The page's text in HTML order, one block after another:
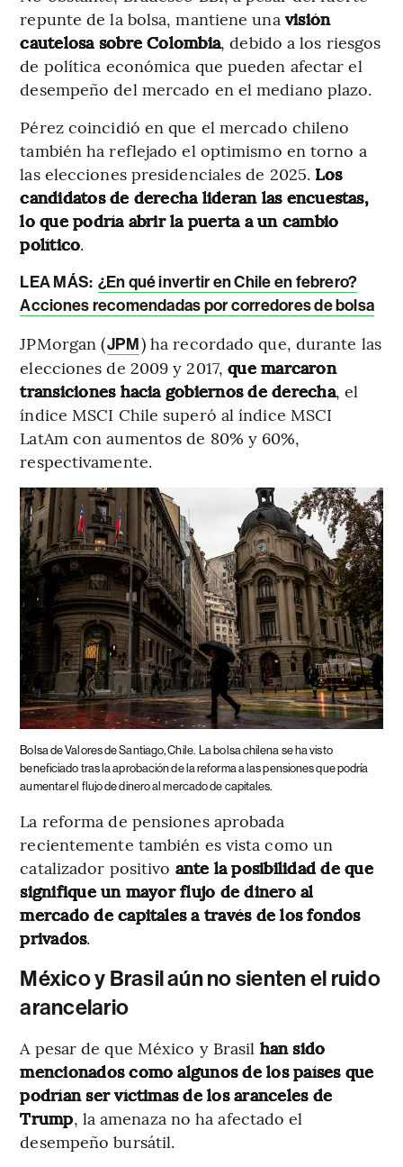
repunte de la bolsa, mantiene una visión
cautelosa sobre Colombia, debido a los riesgos
de política económica que pueden afectar el
desempeño del mercado en el mediano plazo.
Pérez coincidió en que el mercado chileno
también ha reflejado el optimismo en torno a
las elecciones presidenciales de 2025. Los
candidatos de derecha lideran las encuestas,
lo que podría abrir la puerta a un cambio
político.
LEA MÁS: ¿En qué invertir en Chile en febrero?
Acciones recomendadas por corredores de bolsa
JPMorgan (JPM) ha recordado que, durante las
elecciones de 2009 y 2017,que marcaron
transiciones hacia gobiernos de derecha, el
índice MSCI Chile superó al índice MSCI
LatAm con aumentos de 80% y 60%,
respectivamente.
Bolsa de Valores de Santiago, Chile. La bolsa chilena se ha visto
beneficiado tras la aprobación de la reforma a las pensiones que podría
aumentar el flujo de dinero al mercado de capitales.
La reforma de pensiones aprobada
recientemente también es vista como un
catalizador positivo ante la posibilidad de que
signifique un mayor flujo de dinero al
mercado de capitales a través de los fondos
privados.
México y Brasil aún no sienten el ruido
arancelario
A pesar de que México y Brasil han sido
mencionados como algunos de los países que
podrían ser víctimas de los aranceles de
Trump, la amenaza no ha afectado el
desempeño bursátil.